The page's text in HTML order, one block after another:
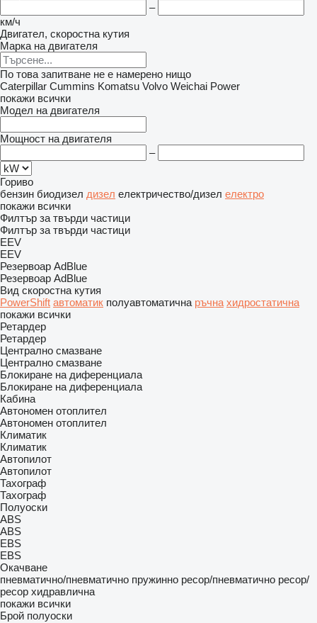
–
км/ч
Двигател, скоростна кутия
Марка на двигателя
По това запитване не е намерено нищо
Caterpillar Cummins Komatsu Volvo Weichai Power
покажи всички
Модел на двигателя
Мощност на двигателя
–
Гориво
бензин биодизел дизел електричество/дизел електро
покажи всички
Филтър за твърди частици
Филтър за твърди частици
EEV
EEV
Резервоар AdBlue
Резервоар AdBlue
Вид скоростна кутия
PowerShift автоматик полуавтоматична ръчна хидростатична
покажи всички
Ретардер
Ретардер
Централно смазване
Централно смазване
Блокиране на диференциала
Блокиране на диференциала
Кабина
Автономен отоплител
Автономен отоплител
Климатик
Климатик
Автопилот
Автопилот
Тахограф
Тахограф
Полуоски
ABS
ABS
EBS
EBS
Окачване
пневматично/пневматично пружинно ресор/пневматично ресор/
ресор хидравлична
покажи всички
Брой полуоски